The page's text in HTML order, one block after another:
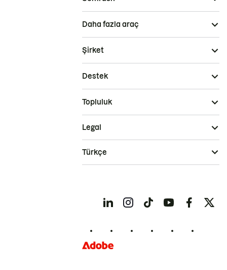
Daha fazla araç
Şirket
Destek
Topluluk
Legal
Türkçe